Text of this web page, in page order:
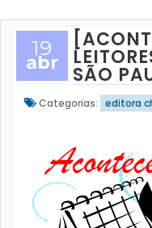
19
abr SÃO
Categorias: editora